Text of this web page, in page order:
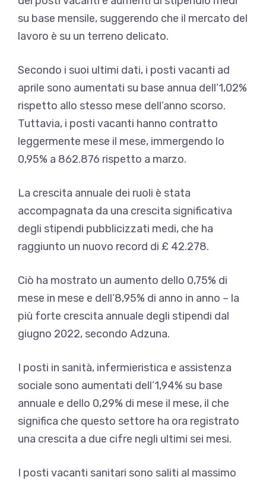
su base mensile, suggerendo che il mercato del
lavoro è su un terreno delicato.
Secondo i suoi ultimi dati, i posti vacanti ad
aprile sono aumentati su base annua dell’1,02%
rispetto allo stesso mese dell’anno scorso.
Tuttavia, i posti vacanti hanno contratto
leggermente mese il mese, immergendo lo
0,95% a 862.876 rispetto a marzo.
La crescita annuale dei ruoli è stata
accompagnata da una crescita significativa
degli stipendi pubblicizzati medi, che ha
raggiunto un nuovo record di £ 42.278.
Ciò ha mostrato un aumento dello 0,75% di
mese in mese e dell’8,95% di anno in anno – la
più forte crescita annuale degli stipendi dal
giugno 2022, secondo Adzuna.
I posti in sanità, infermieristica e assistenza
sociale sono aumentati dell’1,94% su base
annuale e dello 0,29% di mese il mese, il che
significa che questo settore ha ora registrato
una crescita a due cifre negli ultimi sei mesi.
I posti vacanti sanitari sono saliti al massimo